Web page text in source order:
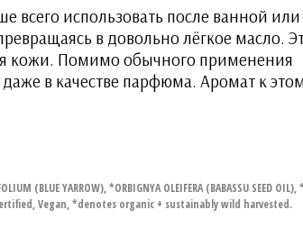
всего использовать после ванной
в довольно лёгкое масло.
кожи. Помимо обычного применения
даже в качестве парфюма. Аромат к
(BLUE YARROW), *ORBIGNYA OLEIFERA (BABASSU SEED OIL),
certified, Vegan, *denotes organic + sustainably wild harvested.